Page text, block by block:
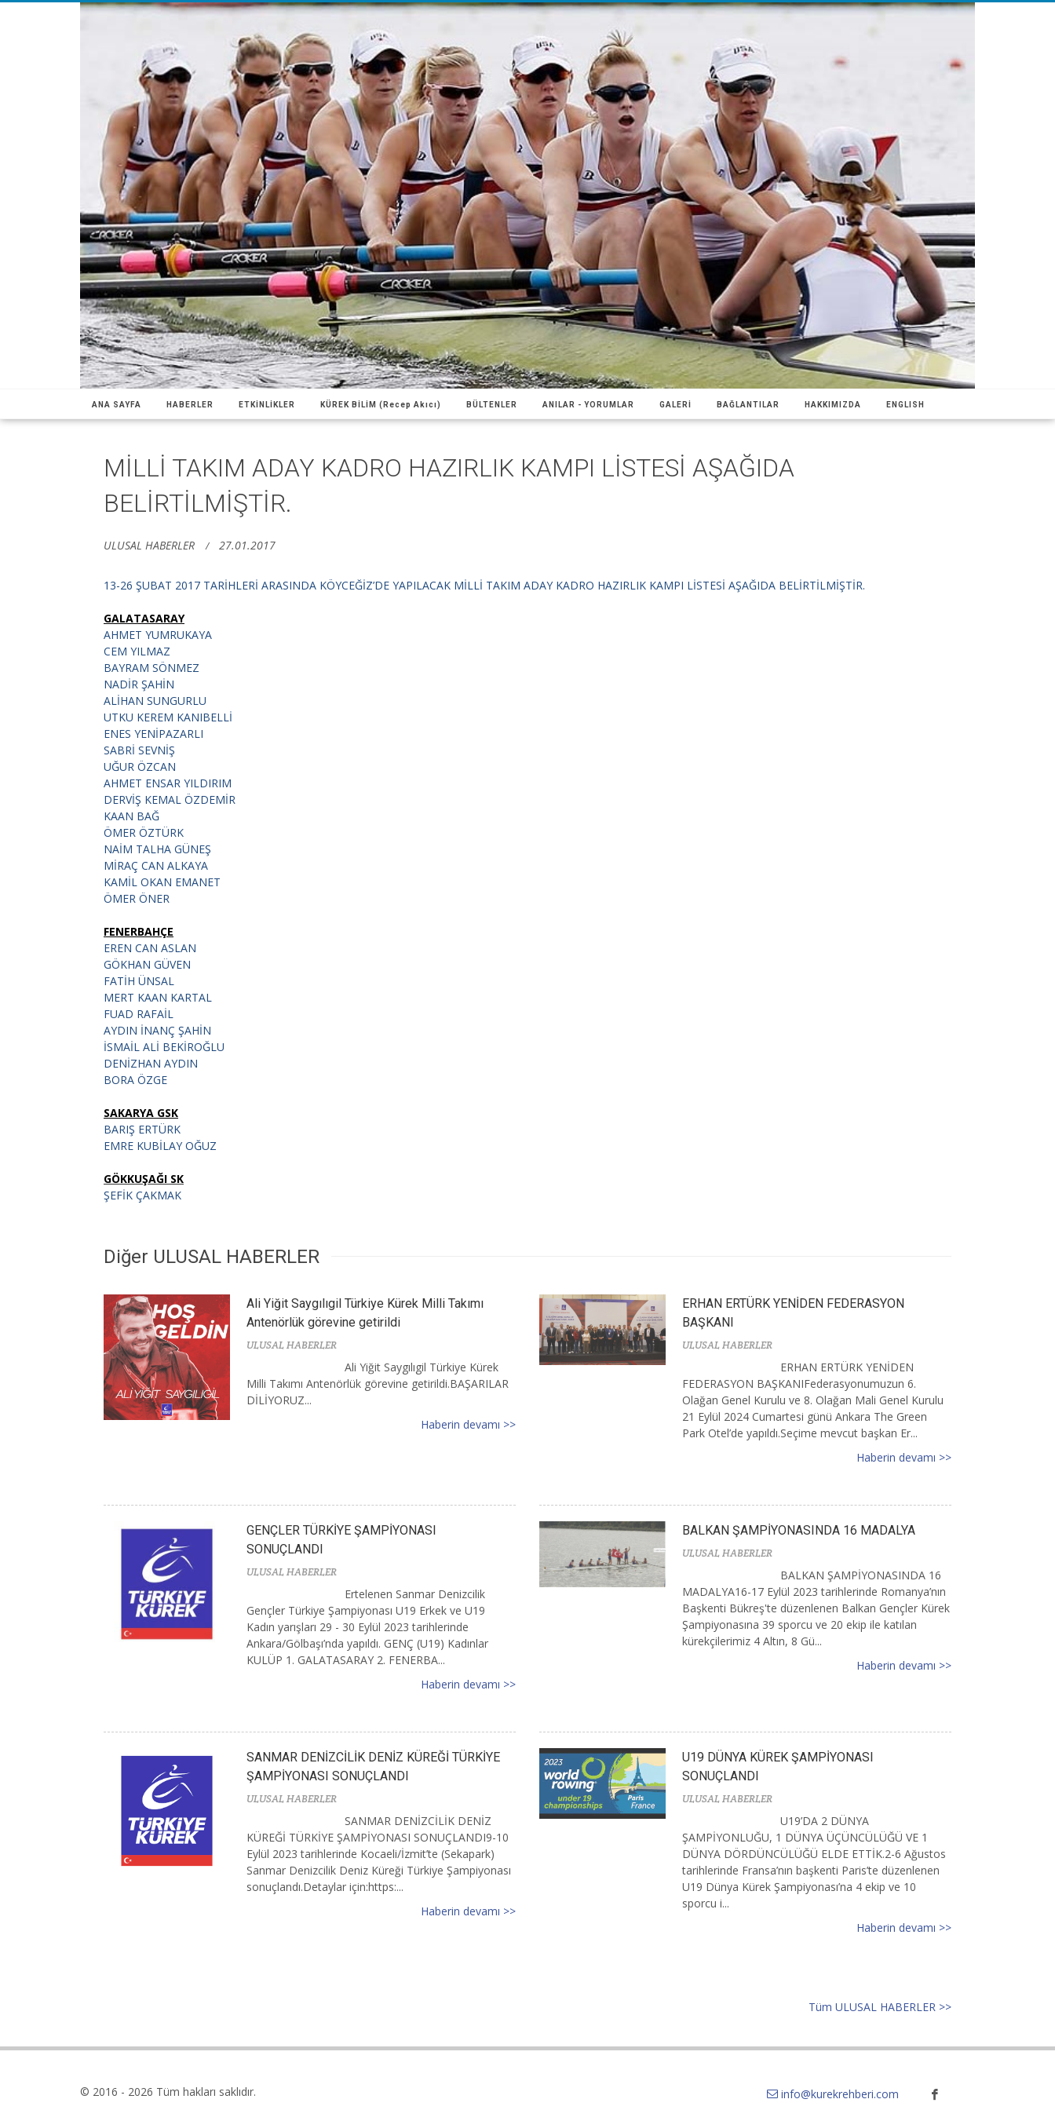
ANA SAYFA HABERLER ETKİNLİKLER KÜREK BİLİM (Recep Akıcı) BÜLTENLER ANILAR - YORUMLAR GALERİ BAĞLANTILAR HAKKIMIZDA ENGLISH
MİLLİ TAKIM ADAY KADRO HAZIRLIK KAMPI LİSTESİ AŞAĞIDA
BELİRTİLMİŞTİR.
ULUSAL HABERLER 27.01.2017
13-26 ŞUBAT 2017 TARİHLERİ ARASINDA KÖYCEĞİZ’DE YAPILACAK MİLLİ TAKIM ADAY KADRO HAZIRLIK KAMPI LİSTESİ AŞAĞIDA BELİRTİLMİŞTİR.
GALATASARAY
AHMET YUMRUKAYA
CEM YILMAZ
BAYRAM SÖNMEZ
NADİR ŞAHİN
ALİHAN SUNGURLU
UTKU KEREM KANIBELLİ
ENES YENİPAZARLI
SABRİ SEVNİŞ
UĞUR ÖZCAN
AHMET ENSAR YILDIRIM
DERVİŞ KEMAL ÖZDEMİR
KAAN BAĞ
ÖMER ÖZTÜRK
NAİM TALHA GÜNEŞ
MİRAÇ CAN ALKAYA
KAMİL OKAN EMANET
ÖMER ÖNER
FENERBAHÇE
EREN CAN ASLAN
GÖKHAN GÜVEN
FATİH ÜNSAL
MERT KAAN KARTAL
FUAD RAFAİL
AYDIN İNANÇ ŞAHİN
İSMAİL ALİ BEKİROĞLU
DENİZHAN AYDIN
BORA ÖZGE
SAKARYA GSK
BARIŞ ERTÜRK
EMRE KUBİLAY OĞUZ
GÖKKUŞAĞI SK
ŞEFİK ÇAKMAK
Diğer ULUSAL HABERLER
Ali Yiğit Saygılıgil Türkiye Kürek Milli Takımı
Antenörlük görevine getirildi
ULUSAL HABERLER
Ali Yiğit Saygılıgil Türkiye Kürek
Milli Takımı Antenörlük görevine getirildi.BAŞARILAR
DİLİYORUZ...
Haberin devamı >>
ERHAN ERTÜRK YENİDEN FEDERASYON
BAŞKANI
ULUSAL HABERLER
ERHAN ERTÜRK YENİDEN
FEDERASYON BAŞKANIFederasyonumuzun 6.
Olağan Genel Kurulu ve 8. Olağan Mali Genel Kurulu
21 Eylül 2024 Cumartesi günü Ankara The Green
Park Otel’de yapıldı.Seçime mevcut başkan Er...
Haberin devamı >>
GENÇLER TÜRKİYE ŞAMPİYONASI
SONUÇLANDI
ULUSAL HABERLER
Ertelenen Sanmar Denizcilik
Gençler Türkiye Şampiyonası U19 Erkek ve U19
Kadın yarışları 29 - 30 Eylül 2023 tarihlerinde
Ankara/Gölbaşı’nda yapıldı. GENÇ (U19) Kadınlar
KULÜP 1. GALATASARAY 2. FENERBA...
Haberin devamı >>
BALKAN ŞAMPİYONASINDA 16 MADALYA
ULUSAL HABERLER
BALKAN ŞAMPİYONASINDA 16
MADALYA16-17 Eylül 2023 tarihlerinde Romanya’nın
Başkenti Bükreş'te düzenlenen Balkan Gençler Kürek
Şampiyonasına 39 sporcu ve 20 ekip ile katılan
kürekçilerimiz 4 Altın, 8 Gü...
Haberin devamı >>
SANMAR DENİZCİLİK DENİZ KÜREĞİ TÜRKİYE
ŞAMPİYONASI SONUÇLANDI
ULUSAL HABERLER
SANMAR DENİZCİLİK DENİZ
KÜREĞİ TÜRKİYE ŞAMPİYONASI SONUÇLANDI9-10
Eylül 2023 tarihlerinde Kocaeli/İzmit’te (Sekapark)
Sanmar Denizcilik Deniz Küreği Türkiye Şampiyonası
sonuçlandı.Detaylar için:https:...
Haberin devamı >>
U19 DÜNYA KÜREK ŞAMPİYONASI
SONUÇLANDI
ULUSAL HABERLER
U19’DA 2 DÜNYA
ŞAMPİYONLUĞU, 1 DÜNYA ÜÇÜNCÜLÜĞÜ VE 1
DÜNYA DÖRDÜNCÜLÜĞÜ ELDE ETTİK.2-6 Ağustos
tarihlerinde Fransa’nın başkenti Paris’te düzenlenen
U19 Dünya Kürek Şampiyonası’na 4 ekip ve 10
sporcu i...
Haberin devamı >>
Tüm ULUSAL HABERLER >>
© 2016 - 2026 Tüm hakları saklıdır. info@kurekrehberi.com